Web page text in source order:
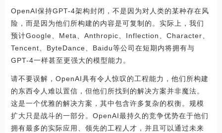
OpenAI保持GPT-4架构封闭，不是因为对人类的某种存在风
险，而是因为他们所构建的内容是可复制的。实际上，我们
预计Google、Meta、Anthropic、Inflection、Character、
Tencent、ByteDance、Baidu等公司在短期内将拥有与
GPT-4一样甚至更强大的模型能力。
请不要误解，OpenAI具有令人惊叹的工程能力，他们所构建
的东西令人难以置信，但他们所找到的解决方案并非魔法。
这是一个优雅的解决方案，其中包含许多复杂的权衡。规模
扩大只是战斗的一部分。OpenAI最持久的竞争优势在于他们
拥有最多的实际应用、领先的工程人才，并且可以通过未来